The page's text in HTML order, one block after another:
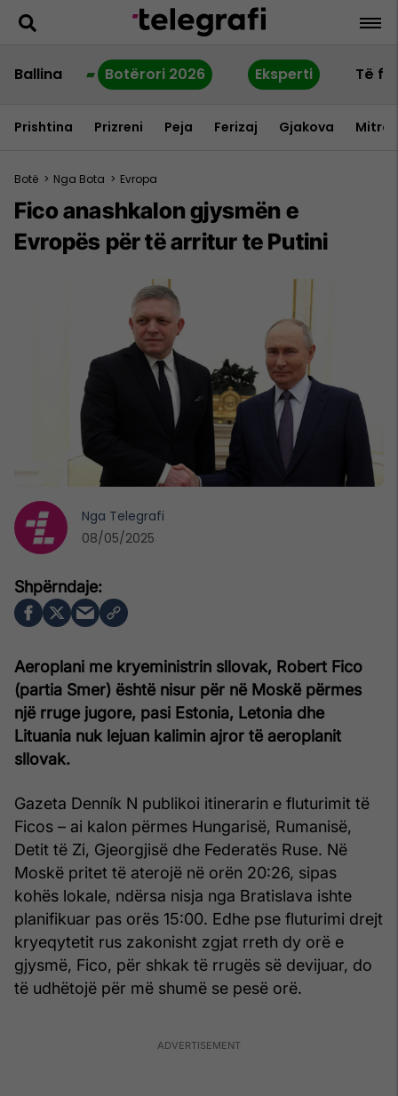
Ballina Botërori 2026 Eksperti Të
Prishtina Prizreni Peja Ferizaj Gjakova
Botë > Nga Bota > Evropa
Fico anashkalon gjysmën e
Evropës për të arritur te Putini
Aeroplani me kryeministrin sllovak, Robert Fico
(partia Smer) është nisur për në Moskë përmes
një rruge jugore, pasi Estonia, Letonia dhe
Lituania nuk lejuan kalimin ajror të aeroplanit
sllovak.
Gazeta Denník N publikoi itinerarin e fluturimit të
Ficos – ai kalon përmes Hungarisë, Rumanisë,
Detit të Zi, Gjeorgjisë dhe Federatës Ruse. Në
Moskë pritet të aterojë në orën 20:26, sipas
kohës lokale, ndërsa nisja nga Bratislava ishte
planifikuar pas orës 15:00. Edhe pse fluturimi drejt
kryeqytetit rus zakonisht zgjat rreth dy orë e
gjysmë, Fico, për shkak të rrugës së devijuar, do
të udhëtojë për më shumë se pesë orë.
Nga Telegrafi
08/05/2025